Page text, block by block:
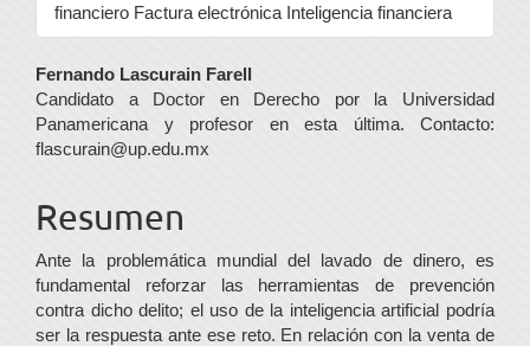
financiero Factura electrónica Inteligencia financiera
Contenido
principal
del
artículo
Fernando Lascurain Farell
Candidato a Doctor en Derecho por la Universidad
Panamericana y profesor en esta última. Contacto:
flascurain@up.edu.mx
Resumen
Ante la problemática mundial del lavado de dinero, es
fundamental reforzar las herramientas de prevención
contra dicho delito; el uso de la inteligencia artificial podría
ser la respuesta ante ese reto. En relación con la venta de